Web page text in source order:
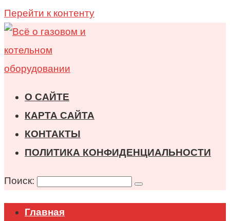
Перейти к контенту
О САЙТЕ
КАРТА САЙТА
КОНТАКТЫ
ПОЛИТИКА КОНФИДЕНЦИАЛЬНОСТИ
Поиск:
Главная